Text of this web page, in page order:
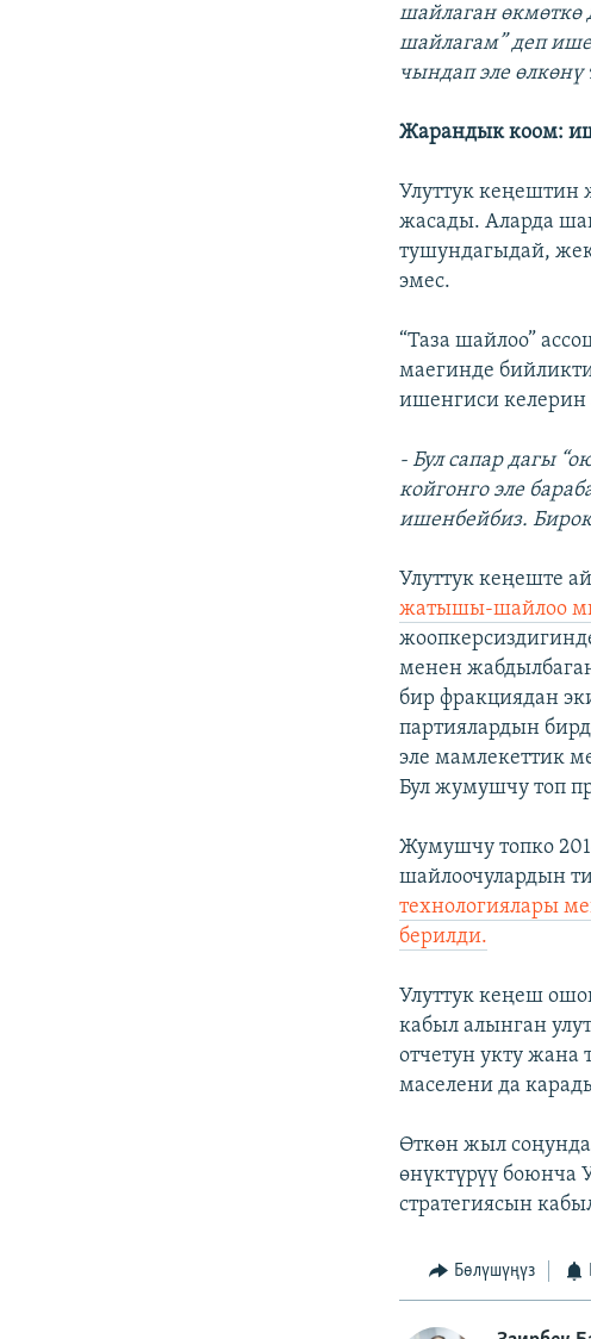
шайлаган өкмөткө
шайлагам” деп
чындап эле өлкөнү
Жарандык коом:
Улуттук
жасады. Аларда
тушундагыдай,
эмес.
“Таза шайлоо”
маегинде
ишенгиси келерин
- Бул сапар дагы
койгонго эле
ишенбейбиз.
Улуттук кеңеште
жатышы-шайлоо
менен
бир фракциядан
партиялардын
эле мамлекеттик
Бул жумушчу топ
Жумушчу топко
шайлоочулардын
технологиялары
берилди.
Улуттук кеңеш
кабыл алынган
отчетун укту жана
маселени да
Өткөн жыл
өнүктүрүү боюнча
стратегиясын
Бөлүшүңүз